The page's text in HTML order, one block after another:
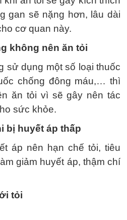
gan sẽ nặng hơn, lâu dài
cơ quan này.
không nên ăn tỏi
sử dụng một số loại thuốc
chống đông máu,… thì
ăn tỏi vì sẽ gây nên tác
sức khỏe.
bị huyết áp thấp
áp nên hạn chế tỏi, tiêu
giảm huyết áp, thậm chí
tỏi